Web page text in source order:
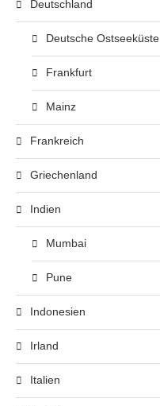
Deutschland
Deutsche Ostseeküste
Frankfurt
Mainz
Frankreich
Griechenland
Indien
Mumbai
Pune
Indonesien
Irland
Italien